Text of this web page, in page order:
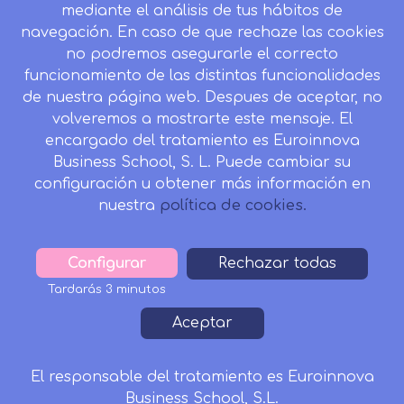
1795€ 1436€
CONTACTO
Camino de la Torrecilla N.º 30 EDIFICIO EDUCA
EDTECH, C.P. 18.200, Maracena (Granada)
958 050 746
Horario de atención al cliente:
Lunes a viernes: 9.00h a 20.00h.
formacion@inesalud.com
Condiciones de Matriculación
Política de Privacidad
Política de Cookies
mediante el análisis de tus hábitos de
navegación. En caso de que rechaze las cookies
no podremos asegurarle el correcto
funcionamiento de las distintas funcionalidades
de nuestra página web. Despues de aceptar, no
volveremos a mostrarte este mensaje. El
encargado del tratamiento es Euroinnova
Business School, S. L. Puede cambiar su
configuración u obtener más información en
nuestra política de cookies.
Configurar
Tardarás 3 minutos
Rechazar todas
Aceptar
Withdraw
consent
El responsable del tratamiento es Euroinnova
Business School, S.L.